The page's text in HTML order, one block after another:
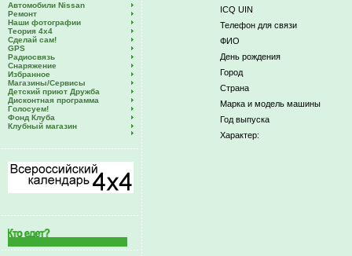
Автомобили Nissan
Ремонт
Наши фотографии
Теория 4х4
Сделай сам!
GPS
Радиосвязь
Снаряжение
Избранное
Магазины/Сервисы
Детский приют Дружба
Дисконтная программа
Голосуем!
Фонд Клуба
Клубный магазин
ICQ UIN
Телефон для связи
ФИО
День рождения
Город
Страна
Марка и модель машины
Год выпуска
Характер: